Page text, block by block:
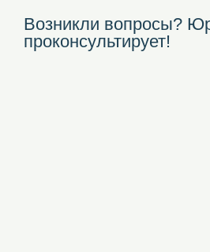
Возникли вопросы?
проконсультирует!